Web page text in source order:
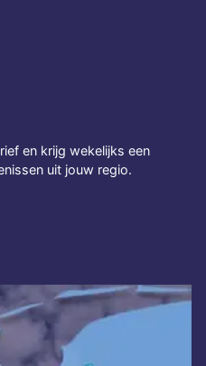
en krijg wekelijks een
uit jouw regio.